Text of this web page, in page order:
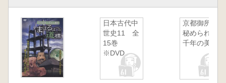
日本古代中
世史11 全
15巻
※DVD
京都御所
秘められた
千年の美